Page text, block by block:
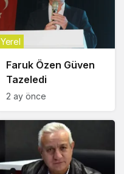
Faruk Özen Güven
Tazeledi
Yerel
2 ay önce